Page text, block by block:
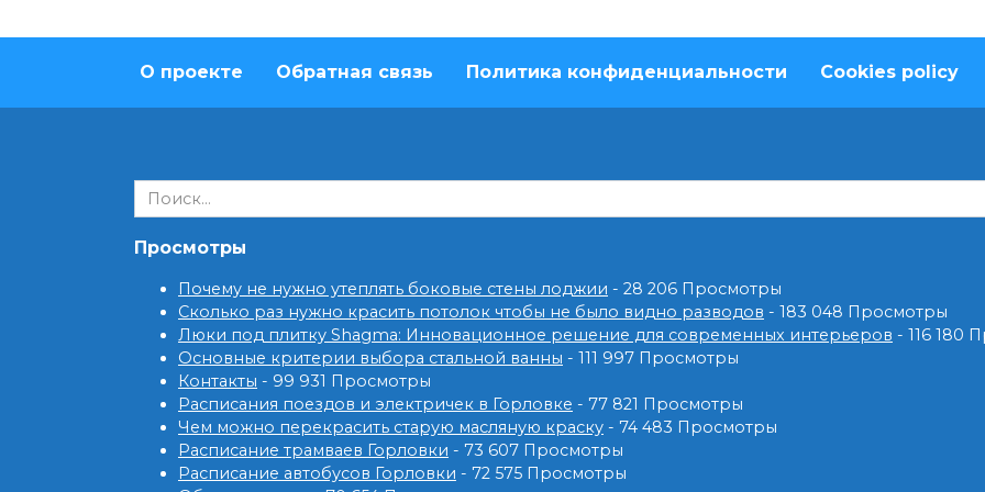
О проекте Обратная связь Политика конфиденциальности Cookies policy
Search
for:
Просмотры
Почему не нужно утеплять боковые стены лоджии - 28 206 Просмотры
Сколько раз нужно красить потолок чтобы не было видно разводов - 183 048 Просмотры
Люки под плитку Shagma: Инновационное решение для современных интерьеров - 116 180
Основные критерии выбора стальной ванны - 111 997 Просмотры
Контакты - 99 931 Просмотры
Расписания поездов и электричек в Горловке - 77 821 Просмотры
Чем можно перекрасить старую масляную краску - 74 483 Просмотры
Расписание трамваев Горловки - 73 607 Просмотры
Расписание автобусов Горловки - 72 575 Просмотры